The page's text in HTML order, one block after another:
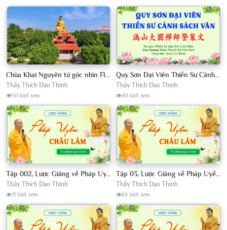
Chùa Khai Nguyên từ góc nhìn Flycam
Thầy Thích Đạo Thịnh
50 lượt xem
Quy Sơn Đại Viên Thiền Sư Cảnh Sách Văn - HT Thích Thanh Từ Việt dịch
Thầy Thích Đạo Thịnh
40 lượt xem
Tập 002, Lược Giảng về Pháp Uyển Châu Lâm, Chủ giảng TT. Thích Đạo Thịnh
Thầy Thích Đạo Thịnh
71 lượt xem
Tập 03, Lược Giảng về Pháp Uyển Châu Lâm, Chủ giảng TT Thích Đạo Thịnh
Thầy Thích Đạo Thịnh
64 lượt xem